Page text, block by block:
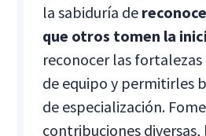
la sabiduría de
que otros tomen la
reconocer las
de equipo y permitirles
de especialización.
contribuciones diversas,